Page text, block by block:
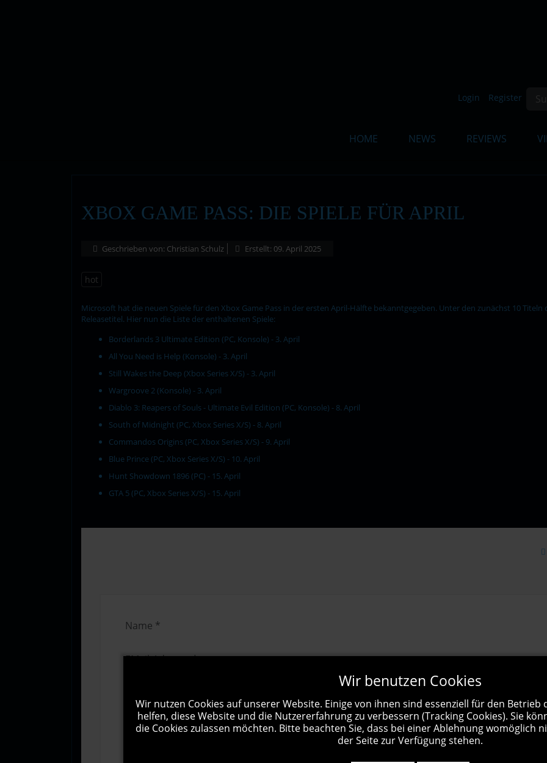
Login Register
HOME NEWS REVIEWS
XBOX GAME PASS: DIE SPIELE FÜR APRIL
Geschrieben von: Christian Schulz Erstellt: 09. April 2025
hot
Microsoft hat die neuen Spiele für den Xbox Game Pass in der ersten April-Hälfte bekanntgegeben. Unter den zunächst 10
Releasetitel. Hier nun die Liste der enthaltenen Spiele:
Borderlands 3 Ultimate Edition (PC, Konsole) - 3. April
All You Need is Help (Konsole) - 3. April
Still Wakes the Deep (Xbox Series X/S) - 3. April
Wargroove 2 (Konsole) - 3. April
Diablo 3: Reapers of Souls - Ultimate Evil Edition (PC, Konsole) - 8. April
South of Midnight (PC, Xbox Series X/S) - 8. April
Commandos Origins (PC, Xbox Series X/S) - 9. April
Blue Prince (PC, Xbox Series X/S) - 10. April
Hunt Showdown 1896 (PC) - 15. April
GTA 5 (PC, Xbox Series X/S) - 15. April
Wir benutzen Cookies
Wir nutzen Cookies auf unserer Website. Einige von ihnen sind essenziell für den Betrieb
helfen, diese Website und die Nutzererfahrung zu verbessern (Tracking Cookies). Sie
die Cookies zulassen möchten. Bitte beachten Sie, dass bei einer Ablehnung womöglich
der Seite zur Verfügung stehen.